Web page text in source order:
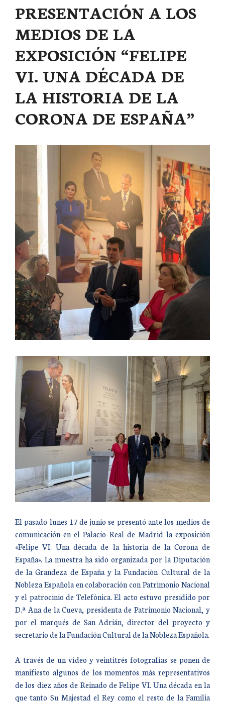
PRESENTACIÓN A LOS
MEDIOS DE LA
EXPOSICIÓN “FELIPE
VI. UNA DÉCADA DE
LA HISTORIA DE LA
CORONA DE ESPAÑA”
El pasado lunes 17 de junio se presentó ante los medios de
comunicación en el Palacio Real de Madrid la exposición
«Felipe VI. Una década de la historia de la Corona de
España». La muestra ha sido organizada por la Diputación
de la Grandeza de España y la Fundación Cultural de la
Nobleza Española en colaboración con Patrimonio Nacional
y el patrocinio de Telefónica. El acto estuvo presidido por
D.ª Ana de la Cueva, presidenta de Patrimonio Nacional, y
por el marqués de San Adrián, director del proyecto y
secretario de la Fundación Cultural de la Nobleza Española.
A través de un vídeo y veintitrés fotografías se ponen de
manifiesto algunos de los momentos más representativos
de los diez años de Reinado de Felipe VI. Una década en la
que tanto Su Majestad el Rey como el resto de la Familia